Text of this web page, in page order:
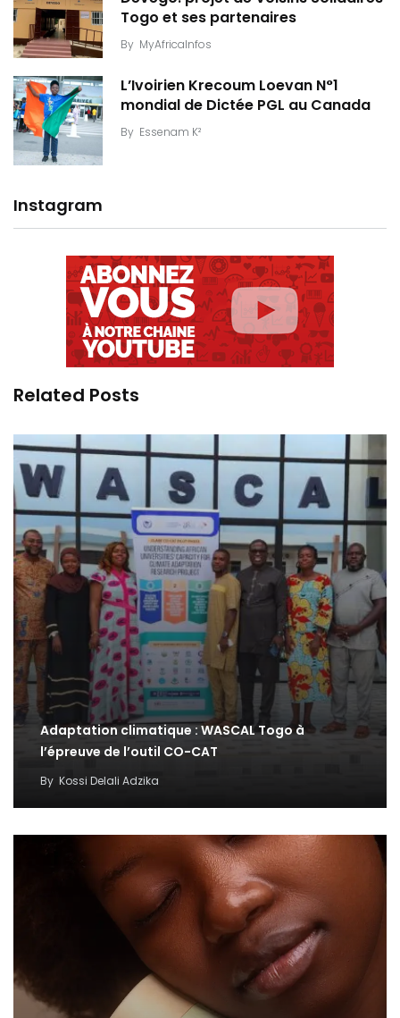
Togo et ses partenaires
By MyAfricaInfos
L’Ivoirien Krecoum Loevan N°1
mondial de Dictée PGL au Canada
By Essenam K²
Instagram
Related Posts
Adaptation climatique : WASCAL Togo à
l’épreuve de l’outil CO-CAT
By Kossi Delali Adzika